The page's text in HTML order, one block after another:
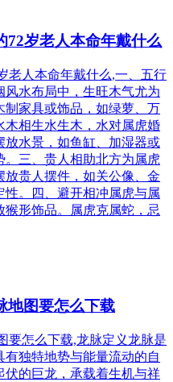
72岁老人本命年戴什么
老人本命年戴什么,一、五行
水布局中，生旺木气尤为
家具或饰品，如绿萝、万
相生水生木，水对属虎婚
水景，如鱼缸、加湿器或
。三、贵人相助北方为属虎
贵人摆件，如关公像、金
。四、避开相冲属虎与属
形饰品。属虎克属蛇，忌
地图要怎么下载
要怎么下载,龙脉定义龙脉是
独特地势与能量流动的自
的巨龙，承载着生机与祥